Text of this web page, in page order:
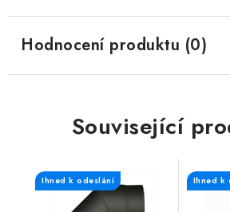
Hodnocení produktu (0)
Související
Ihned k odeslání Ihned k